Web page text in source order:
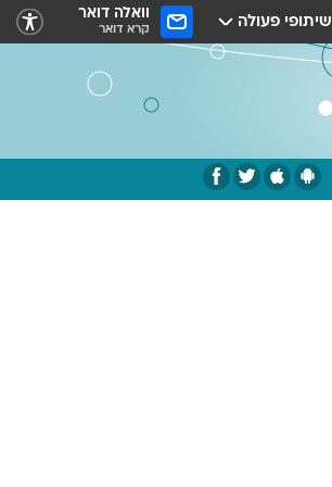
שיתופי פעולה וואלה דואר
קרא דואר